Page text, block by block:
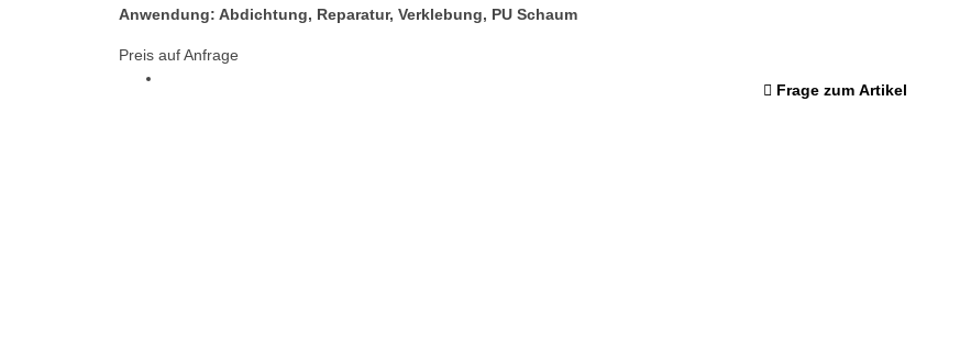
Anwendung: Abdichtung, Reparatur, Verklebung, PU Schaum
Preis auf Anfrage
Frage zum Artikel